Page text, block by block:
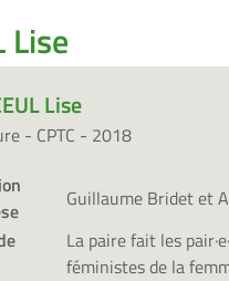
Lise
Lise
- CPTC - 2018
Guillaume Bridet et
La paire fait les
féministes de la